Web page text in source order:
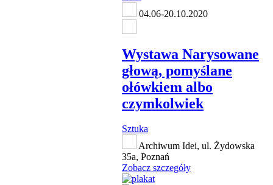
04.06-20.10.2020
Wystawa Narysowane
głową, pomyślane
ołówkiem albo
czymkolwiek
Sztuka
Archiwum Idei, ul. Żydowska
35a, Poznań
Zobacz szczegóły